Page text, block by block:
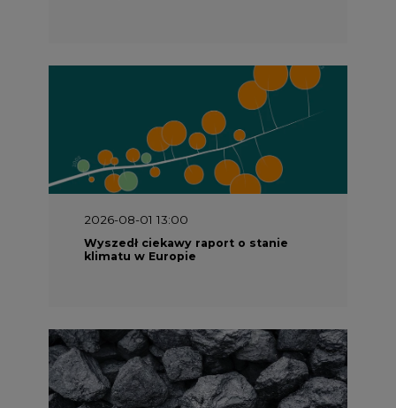
2026-08-01 13:00
Wyszedł ciekawy raport o stanie
klimatu w Europie